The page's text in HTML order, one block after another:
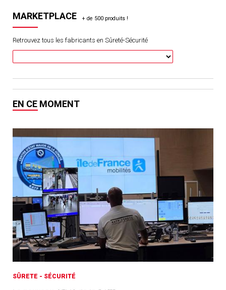
MARKETPLACE
Retrouvez tous les fabricants en Sûreté-Sécurité
EN CE MOMENT
SÛRETE - SÉCURITÉ